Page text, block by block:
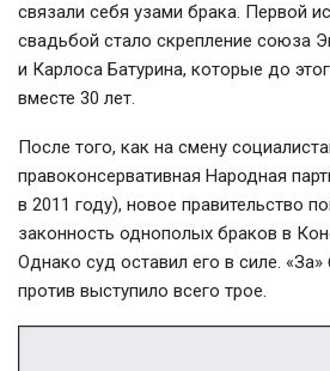
связали себя узами брака. Первой
свадьбой стало скрепление союза
и Карлоса Батурина, которые до
вместе 30 лет.
После того, как на смену
правоконсервативная Народная
в 2011 году), новое правительство
законность однополых браков в
Однако суд оставил его в силе.
против выступило всего трое.